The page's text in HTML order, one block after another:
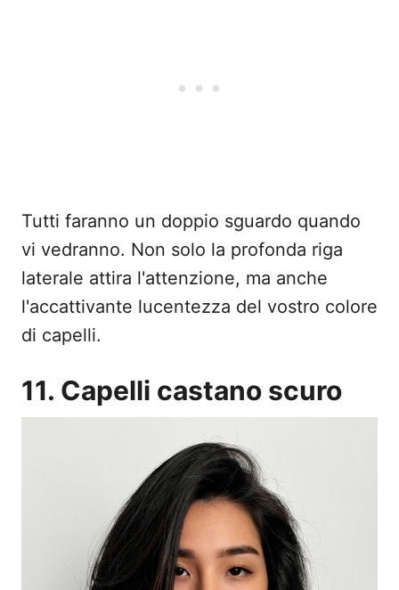
Tutti faranno un doppio sguardo quando
vi vedranno. Non solo la profonda riga
laterale attira l'attenzione, ma anche
l'accattivante lucentezza del vostro colore
di capelli.
11. Capelli castano scuro